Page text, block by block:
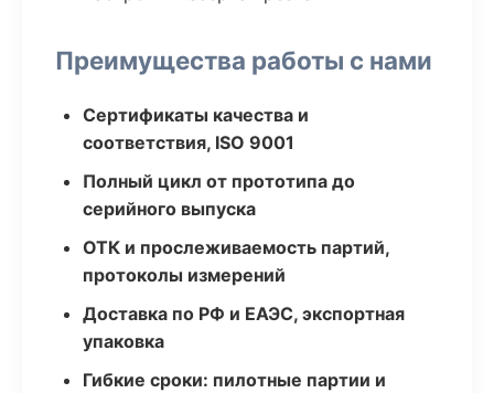
Преимущества работы с нами
Сертификаты качества и
соответствия, ISO 9001
Полный цикл от прототипа до
серийного выпуска
ОТК и прослеживаемость партий,
протоколы измерений
Доставка по РФ и ЕАЭС, экспортная
упаковка
Гибкие сроки: пилотные партии и